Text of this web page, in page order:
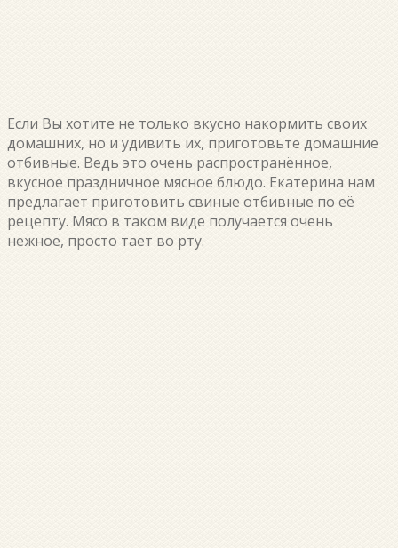
Если Вы хотите не только вкусно накормить своих
домашних, но и удивить их, приготовьте домашние
отбивные. Ведь это очень распространённое,
вкусное праздничное мясное блюдо. Екатерина нам
предлагает приготовить свиные отбивные по её
рецепту. Мясо в таком виде получается очень
нежное, просто тает во рту.